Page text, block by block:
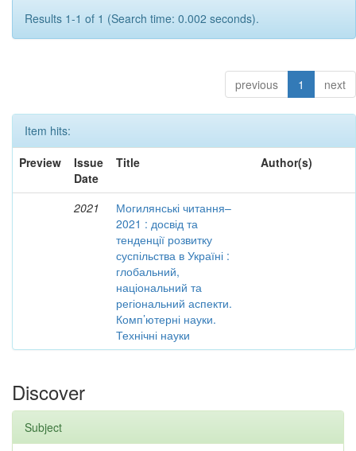
Results 1-1 of 1 (Search time: 0.002 seconds).
previous 1 next
Item hits:
Preview
Issue
Date
Title Author(s)
2021
Могилянські читання–
2021 : досвід та
тенденції розвитку
суспільства в Україні :
глобальний,
національний та
регіональний аспекти.
Комп’ютерні науки.
Технічні науки
Discover
Subject